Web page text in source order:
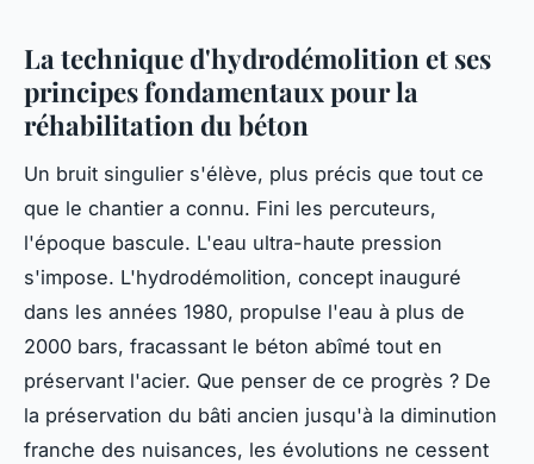
La technique d'hydrodémolition et ses
principes fondamentaux pour la
réhabilitation du béton
Un bruit singulier s'élève, plus précis que tout ce
que le chantier a connu. Fini les percuteurs,
l'époque bascule. L'eau ultra-haute pression
s'impose. L'hydrodémolition, concept inauguré
dans les années 1980, propulse l'eau à plus de
2000 bars, fracassant le béton abîmé tout en
préservant l'acier. Que penser de ce progrès ? De
la préservation du bâti ancien jusqu'à la diminution
franche des nuisances, les évolutions ne cessent